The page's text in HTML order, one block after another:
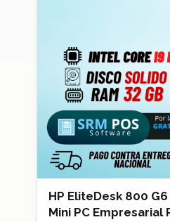
HP EliteDesk 800 G6
Mini PC